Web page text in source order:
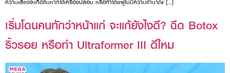
เริ่มโดนคนทักว่าหน้าแก่ จะแก้ยังไงดี? ฉีด Botox
ริ้วรอย หรือทำ Ultraformer III ดีไหม